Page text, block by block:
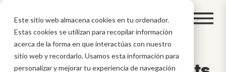
Este sitio web almacena cookies en tu ordenador.
Estas cookies se utilizan para recopilar información
acerca de la forma en que interactúas con nuestro
sitio web y recordarlo. Usamos esta información para
personalizar y mejorar tu experiencia de navegación